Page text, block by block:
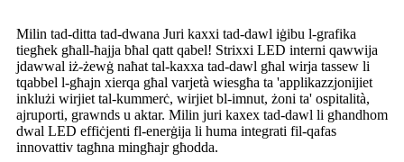
Milin tad-ditta tad-dwana Juri kaxxi tad-dawl iġibu l-grafika
tiegħek għall-ħajja bħal qatt qabel! Strixxi LED interni qawwija
jdawwal iż-żewġ naħat tal-kaxxa tad-dawl għal wirja tassew li
tqabbel l-għajn xierqa għal varjetà wiesgħa ta 'applikazzjonijiet
inklużi wirjiet tal-kummerċ, wirjiet bl-imnut, żoni ta' ospitalità,
ajruporti, grawnds u aktar. Milin juri kaxex tad-dawl li għandhom
dwal LED effiċjenti fl-enerġija li huma integrati fil-qafas
innovattiv tagħna mingħajr għodda.